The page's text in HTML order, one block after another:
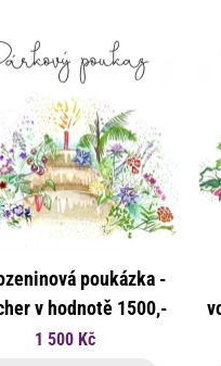
poukázka -
v hodnotě 1500,-
Kč
1 500 Kč